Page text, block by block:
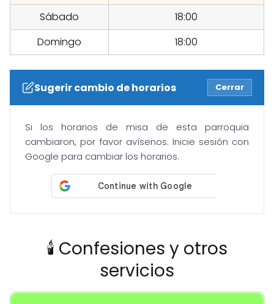
Sábado
18:00
Domingo
18:00
Sugerir cambio de horarios Cerrar
Si los horarios de misa de esta parroquia
cambiaron, por favor avísenos. Inicie sesión con
Google para cambiar los horarios.
🕯️ Confesiones y otros
servicios